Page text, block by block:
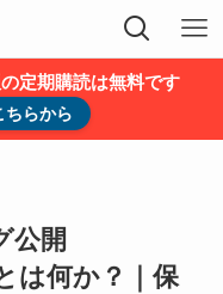
定期購読は無料です
ちらから
公開
は何か？｜保